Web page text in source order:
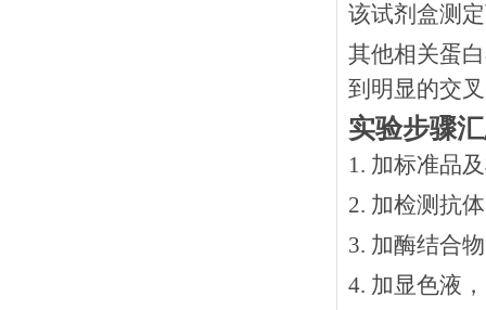
该试剂盒测
其他相关蛋
到明显的交
实验步骤
1. 加标准品
2. 加检测抗
3. 加酶结合
4. 加显色液